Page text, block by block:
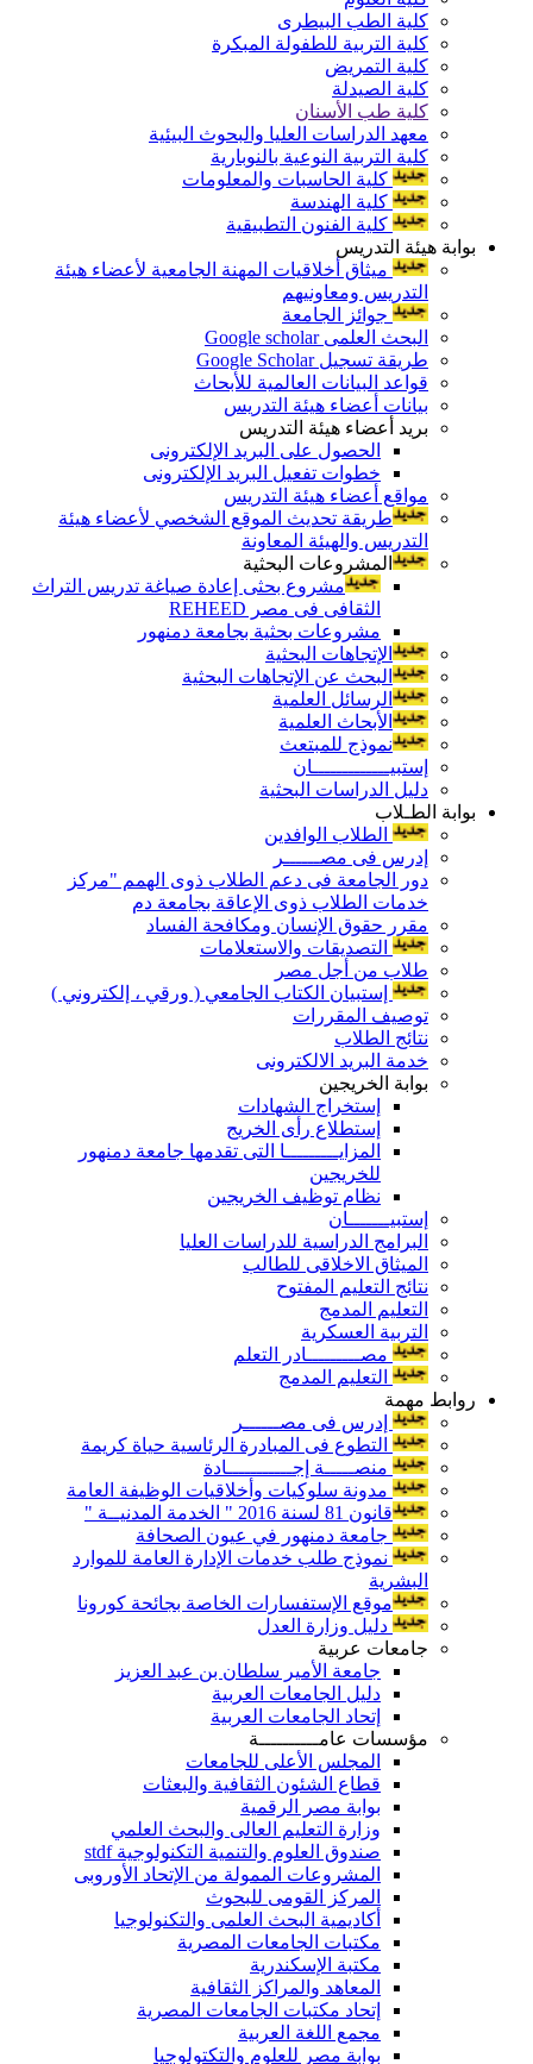
كلية الطب البيطرى
كلية التربية للطفولة المبكرة
كلية التمريض
كلية الصيدلة
كلية طب الأسنان
معهد الدراسات العليا والبحوث البيئية
كلية التربية النوعية بالنوبارية
كلية الحاسبات والمعلومات
كلية الهندسة
كلية الفنون التطبيقية
بوابة هيئة التدريس
ميثاق أخلاقيات المهنة الجامعية لأعضاء هيئة
التدريس ومعاونيهم
جوائز الجامعة
البحث العلمى Google scholar
طريقة تسجيل Google Scholar
قواعد البيانات العالمية للأبحاث
بيانات أعضاء هيئة التدريس
بريد أعضاء هيئة التدريس
الحصول على البريد الإلكترونى
خطوات تفعيل البريد الإلكترونى
مواقع أعضاء هيئة التدريس
طريقة تحديث الموقع الشخصي لأعضاء هيئة
التدريس والهيئة المعاونة
المشروعات البحثية
مشروع بحثى إعادة صياغة تدريس التراث
الثقافى فى مصر REHEED
مشروعات بحثية بجامعة دمنهور
الإتجاهات البحثية
البحث عن الإتجاهات البحثية
الرسائل العلمية
الأبحاث العلمية
نموذج للمبتعث
إستبيـــــــــــــان
دليل الدراسات البحثية
بوابة الطـلاب
الطلاب الوافدين
إدرس فى مصــــــر
دور الجامعة فى دعم الطلاب ذوى الهمم "مركز
خدمات الطلاب ذوى الإعاقة بجامعة دم
مقرر حقوق الإنسان ومكافحة الفساد
التصديقات والاستعلامات
طلاب من أجل مصر
إستبيان الكتاب الجامعي ( ورقي ، إلكتروني )
توصيف المقررات
نتائج الطلاب
خدمة البريد الالكترونى
بوابة الخريجين
إستخراج الشهادات
إستطلاع رأى الخريج
المزايـــــــــا التى تقدمها جامعة دمنهور
للخريجين
نظام توظيف الخريجين
إستبيـــــــان
البرامج الدراسية للدراسات العليا
الميثاق الاخلاقى للطالب
نتائج التعليم المفتوح
التعليم المدمج
التربية العسكرية
مصـــــــــادر التعلم
التعليم المدمج
روابط مهمة
إدرس فى مصــــــر
التطوع فى المبادرة الرئاسية حياة كريمة
منصـــــة إجـــــــــــادة
مدونة سلوكيات وأخلاقيات الوظيفة العامة
قانون 81 لسنة 2016 " الخدمة المدنيــة "
جامعة دمنهور في عيون الصحافة
نموذج طلب خدمات الإدارة العامة للموارد
البشرية
موقع الإستفسارات الخاصة بجائحة كورونا
دليل وزارة العدل
جامعات عربية
جامعة الأمير سلطان بن عبد العزيز
دليل الجامعات العربية
إتحاد الجامعات العربية
مؤسسات عامــــــــــة
المجلس الأعلى للجامعات
قطاع الشئون الثقافية والبعثات
بوابة مصر الرقمية
وزارة التعليم العالى والبحث العلمي
صندوق العلوم والتنمية التكنولوجية stdf
المشروعات الممولة من الإتحاد الأوروبى
المركز القومى للبحوث
أكاديمية البحث العلمى والتكنولوجيا
مكتبات الجامعات المصرية
مكتبة الإسكندرية
المعاهد والمراكز الثقافية
إتحاد مكتبات الجامعات المصرية
مجمع اللغة العربية
بوابة مصر للعلوم والتكتولوجيا